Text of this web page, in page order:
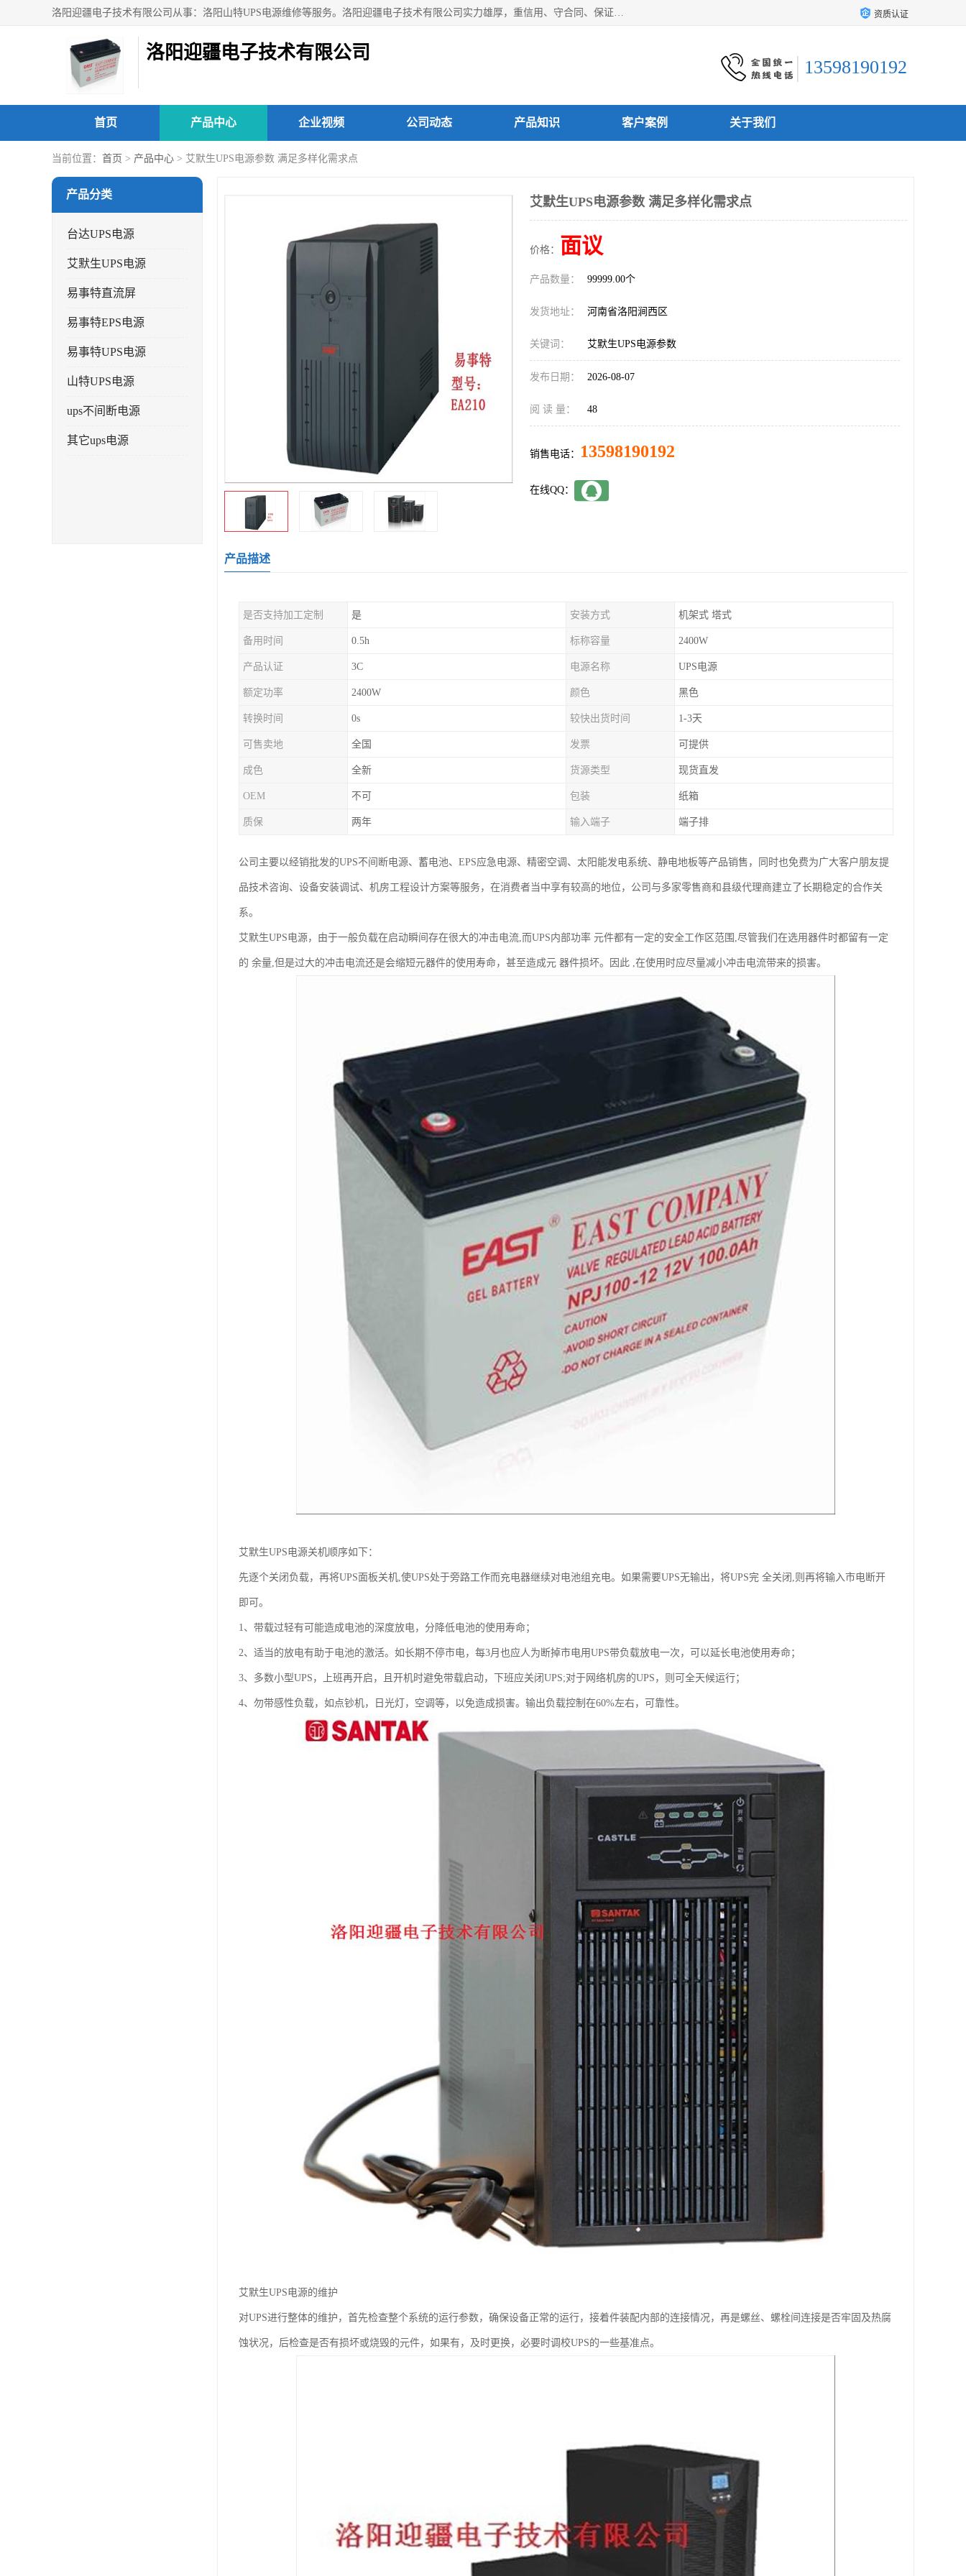
洛阳迎疆电子技术有限公司从事：洛阳山特UPS电源维修等服务。洛阳迎疆电子技术有限公司实力雄厚，重信用、守合同、保证产品质量，以多品种经营特色和薄利多销的原则，赢得了广大客户的信任。公司的宗旨——用服务求发展，用质量求生存！ 资质认证
洛阳迎疆电子技术有限公司
13598190192
首页 产品中心 企业视频 公司动态 产品知识 客户案例 关于我们
当前位置： 首页 > 产品中心 > 艾默生UPS电源参数 满足多样化需求点
产品分类
台达UPS电源
艾默生UPS电源
易事特直流屏
易事特EPS电源
易事特UPS电源
山特UPS电源
ups不间断电源
其它ups电源
艾默生UPS电源参数 满足多样化需求点
价格： 面议
产品数量： 99999.00个
发货地址： 河南省洛阳涧西区
关键词： 艾默生UPS电源参数
发布日期： 2026-08-07
阅 读 量： 48
销售电话： 13598190192
在线QQ：
产品描述
是否支持加工定制 是 安装方式 机架式 塔式
备用时间 0.5h 标称容量 2400W
产品认证 3C 电源名称 UPS电源
额定功率 2400W 颜色 黑色
转换时间 0s 较快出货时间 1-3天
可售卖地 全国 发票 可提供
成色 全新 货源类型 现货直发
OEM 不可 包装 纸箱
质保 两年 输入端子 端子排
公司主要以经销批发的UPS不间断电源、蓄电池、EPS应急电源、精密空调、太阳能发电系统、静电地板等产品销售，同时也免费为广大客户朋友提
品技术咨询、设备安装调试、机房工程设计方案等服务，在消费者当中享有较高的地位，公司与多家零售商和县级代理商建立了长期稳定的合作关
系。
艾默生UPS电源，由于一般负载在启动瞬间存在很大的冲击电流,而UPS内部功率 元件都有一定的安全工作区范围,尽管我们在选用器件时都留有一定
的 余量,但是过大的冲击电流还是会缩短元器件的使用寿命，甚至造成元 器件损坏。因此 ,在使用时应尽量减小冲击电流带来的损害。
艾默生UPS电源关机顺序如下：
先逐个关闭负载，再将UPS面板关机,使UPS处于旁路工作而充电器继续对电池组充电。如果需要UPS无输出，将UPS完 全关闭,则再将输入市电断开
即可。
1、带载过轻有可能造成电池的深度放电，分降低电池的使用寿命；
2、适当的放电有助于电池的激活。如长期不停市电，每3月也应人为断掉市电用UPS带负载放电一次，可以延长电池使用寿命；
3、多数小型UPS，上班再开启，且开机时避免带载启动，下班应关闭UPS;对于网络机房的UPS，则可全天候运行；
4、勿带感性负载，如点钞机，日光灯，空调等，以免造成损害。输出负载控制在60%左右，可靠性。
艾默生UPS电源的维护
对UPS进行整体的维护，首先检查整个系统的运行参数，确保设备正常的运行，接着件装配内部的连接情况，再是螺丝、螺栓间连接是否牢固及热腐
蚀状况，后检查是否有损坏或烧毁的元件，如果有，及时更换，必要时调校UPS的一些基准点。